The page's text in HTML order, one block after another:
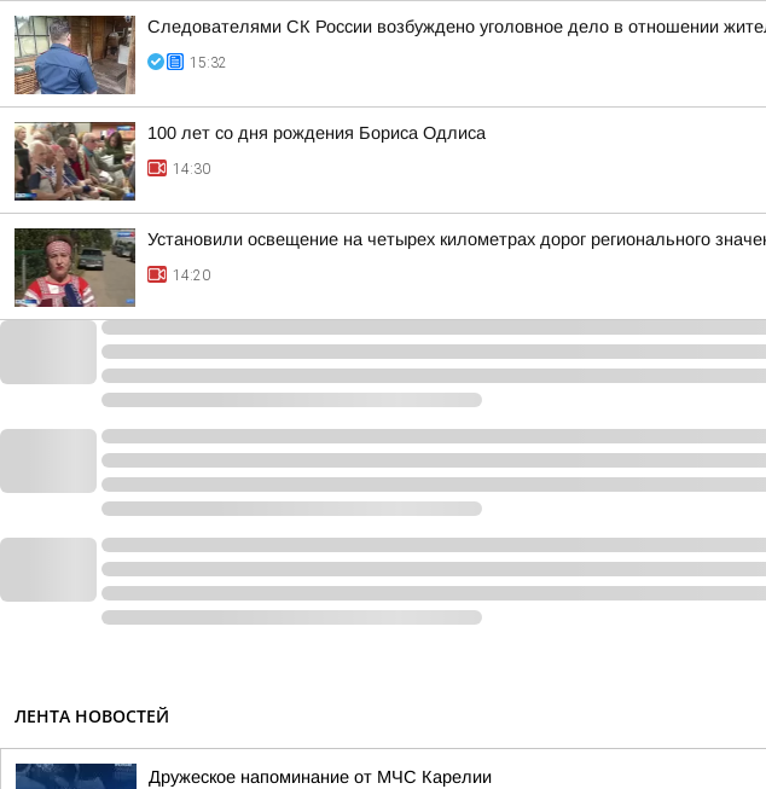
Следователями СК России возбуждено уголовное дело в отношении
15:32
100 лет со дня рождения Бориса Одлиса
14:30
Установили освещение на четырех километрах дорог регионального
14:20
ЛЕНТА НОВОСТЕЙ
Дружеское напоминание от МЧС Карелии